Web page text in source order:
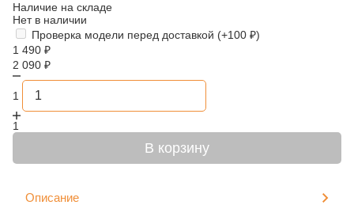
Наличие на складе
Нет в наличии
Проверка модели перед доставкой (+100 ₽)
1 490 ₽
2 090 ₽
1
1
В корзину
Описание